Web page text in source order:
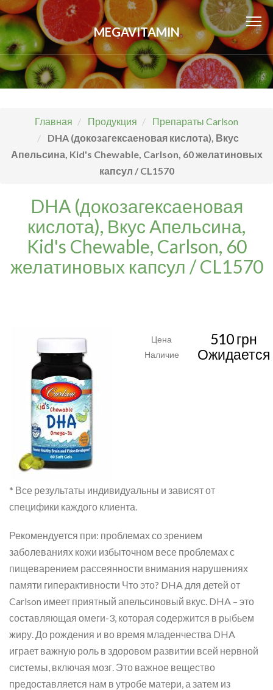
MEGAVITAMIN
Главная Продукция
Препараты Carlson
DHA (докозагексаеновая кислота), Вкус
Апельсина, Kid's Chewable, Carlson, 60 желатиновых
капсул / CL1570
DHA (докозагексаеновая
кислота), Вкус Апельсина,
Kid's Chewable, Carlson, 60
желатиновых капсул / CL1570
Цена 510 грн
Наличие Ожидается
* Все результаты индивидуальны и зависят от
специфики каждого клиента.
Рекомендуется при: проблемах со зрением
заболеваниях кожи избыточном весе проблемах с
пищеварением рассеянности внимания нарушениях
памяти гиперактивности Что это? DHA для детей от
Carlson имеет приятный апельсиновый вкус. DHA – это
составляющая омеги-3, которая содержится в рыбьем
жиру. До рождения и во время младенчества DHA
играет важную роль в здоровом развитии всей нервной
системы, включая мозг. Это важное вещество
предоставляется нам в утробе матери, а затем из